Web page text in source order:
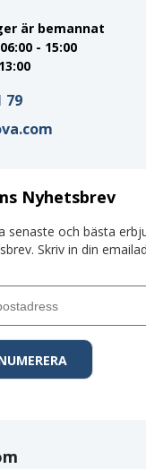
Nyhetsbrev
senaste och bästa
Skriv in din
är bemannat
- 15:00
79